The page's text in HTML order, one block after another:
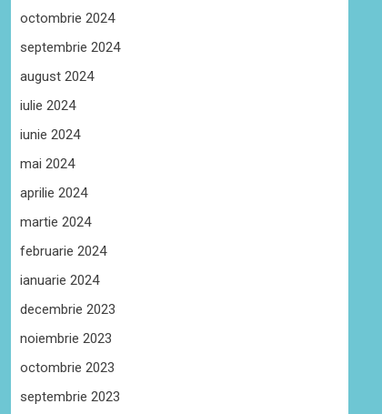
octombrie 2024
septembrie 2024
august 2024
iulie 2024
iunie 2024
mai 2024
aprilie 2024
martie 2024
februarie 2024
ianuarie 2024
decembrie 2023
noiembrie 2023
octombrie 2023
septembrie 2023